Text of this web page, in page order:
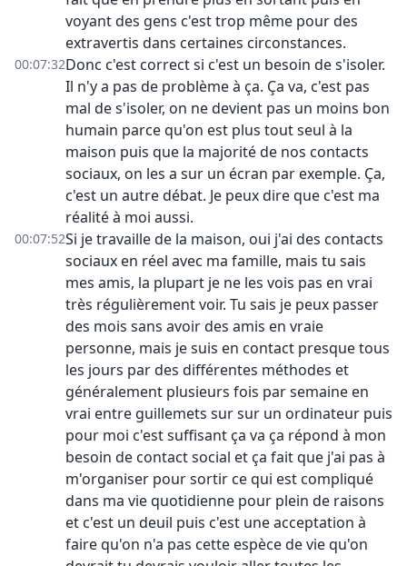
voyant des gens c'est trop même pour des
extravertis dans certaines circonstances.
00:07:32Donc c'est correct si c'est un besoin de s'isoler.
Il n'y a pas de problème à ça. Ça va, c'est pas
mal de s'isoler, on ne devient pas un moins bon
humain parce qu'on est plus tout seul à la
maison puis que la majorité de nos contacts
sociaux, on les a sur un écran par exemple. Ça,
c'est un autre débat. Je peux dire que c'est ma
réalité à moi aussi.
00:07:52Si je travaille de la maison, oui j'ai des contacts
sociaux en réel avec ma famille, mais tu sais
mes amis, la plupart je ne les vois pas en vrai
très régulièrement voir. Tu sais je peux passer
des mois sans avoir des amis en vraie
personne, mais je suis en contact presque tous
les jours par des différentes méthodes et
généralement plusieurs fois par semaine en
vrai entre guillemets sur sur un ordinateur puis
pour moi c'est suffisant ça va ça répond à mon
besoin de contact social et ça fait que j'ai pas à
m'organiser pour sortir ce qui est compliqué
dans ma vie quotidienne pour plein de raisons
et c'est un deuil puis c'est une acceptation à
faire qu'on n'a pas cette espèce de vie qu'on